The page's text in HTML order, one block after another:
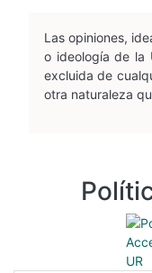
Las opiniones,
o ideología de la
excluida de
otra naturaleza